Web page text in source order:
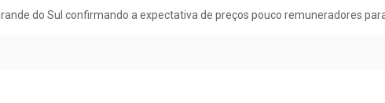
do Sul confirmando a expectativa de preços pouco remuneradores